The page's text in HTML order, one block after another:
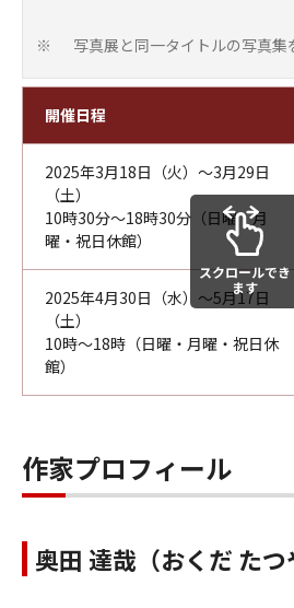
※ 写真展と同一タイトルの写真集
開催日程
2025年3月18日（火）～3月29日
（土）
10時30分～18時30分（日曜・月
曜・祝日休館）
2025年4月30日（水）～5月17日
（土）
10時～18時（日曜・月曜・祝日休
館）
スクロールでき
ます
作家プロフィール
奥田 達哉（おくだ たつ